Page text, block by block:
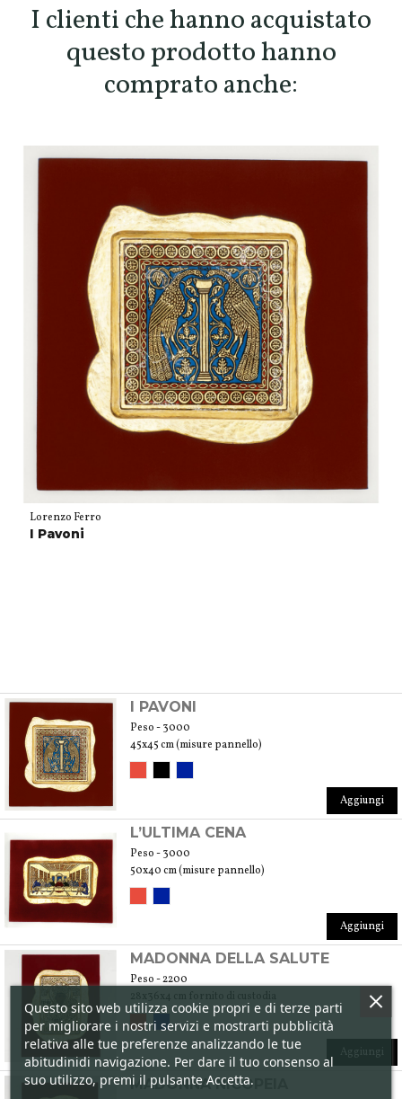
I clienti che hanno acquistato
questo prodotto hanno
comprato anche:
Lorenzo Ferro
I Pavoni
I PAVONI
Peso - 3000
45x45 cm (misure pannello)
Aggiungi
L’ULTIMA CENA
Peso - 3000
50x40 cm (misure pannello)
Aggiungi
MADONNA DELLA SALUTE
Peso - 2200
Aggiungi
MADONNA NICOPEIA
Questo sito web utilizza cookie propri e di terze parti
per migliorare i nostri servizi e mostrarti pubblicità
relativa alle tue preferenze analizzando le tue
abitudinidi navigazione. Per dare il tuo consenso al
suo utilizzo, premi il pulsante Accetta.